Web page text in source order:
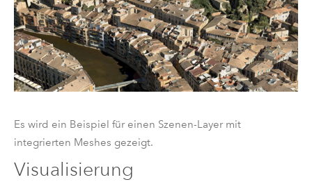
Es wird ein Beispiel für einen Szenen-Layer mit
integrierten Meshes gezeigt.
Visualisierung